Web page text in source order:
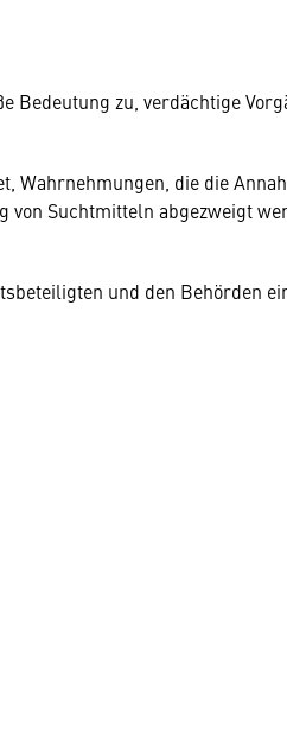
Bedeutung zu, verdächtige
Wahrnehmungen, die die
Suchtmitteln abgezweigt
und den Behörden